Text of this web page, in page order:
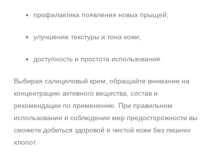
профилактика появления новых прыщей;
улучшение текстуры и тона кожи;
доступность и простота использования.
Выбирая салициловый крем, обращайте внимание на
концентрацию активного вещества, состав и
рекомендации по применению. При правильном
использовании и соблюдении мер предосторожности вы
сможете добиться здоровой и чистой кожи без лишних
хлопот.